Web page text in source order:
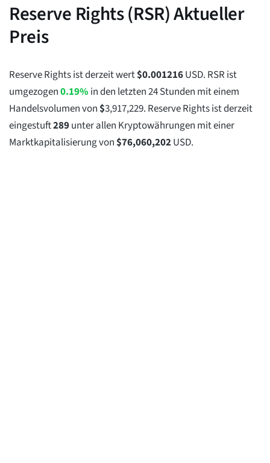
Reserve Rights (RSR) Aktueller
Preis
Reserve Rights ist derzeit wert$0.001216USD. RSR ist
umgezogen0.19%in den letzten 24 Stunden mit einem
Handelsvolumen von$3,917,229. Reserve Rights ist derzeit
eingestuft289unter allen Kryptowährungen mit einer
Marktkapitalisierung von$76,060,202USD.